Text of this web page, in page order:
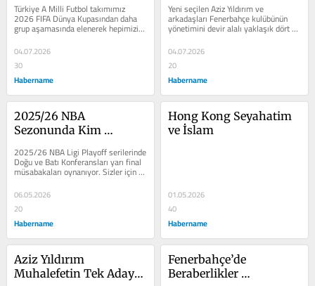
Türkiye A Milli Futbol takımımız
2026 FIFA Dünya Kupasından daha
grup aşamasında elenerek hepimizi
üzdü. Üstelik yenildiği takımların...
04.07.2026
30
Habername
Yeni seçilen Aziz Yıldırım ve
arkadaşları Fenerbahçe kulübünün
yönetimini devir alalı yaklaşık dört
hafta oldu ve medya için...
04.07.2026
20
Habername
2025/26 NBA
Sezonunda Kim
2025/26 NBA Ligi Playoff serilerinde
Doğu ve Batı Konferansları yarı final
müsabakaları oynanıyor. Sizler için
bu sekiz (8) takımı analiz...
06.05.2026
20
Habername
Hong Kong Seyahatim
ve İslam
01.05.2026
40
Habername
Aziz Yıldırım
Muhalefetin Tek Adayı
Fenerbahçe’de
Beraberlikler